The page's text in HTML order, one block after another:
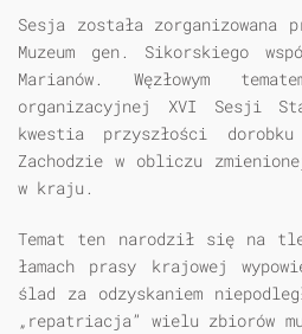
Sesja została
Muzeum gen. Sikorskiego
Marianów. Węzłowym
organizacyjnej XVI Sesji
kwestia przyszłości
Zachodzie w obliczu
w kraju.
Temat ten narodził się na
łamach prasy krajowej
ślad za odzyskaniem
„repatriacja” wielu zbiorów